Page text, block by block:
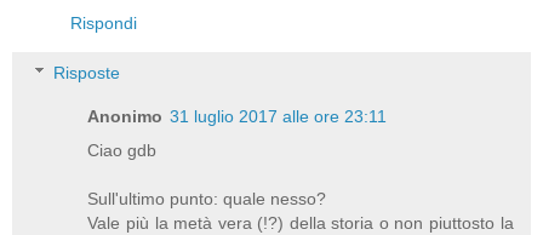
Rispondi
Risposte
Anonimo 31 luglio 2017 alle ore 23:11
Ciao gdb
Sull'ultimo punto: quale nesso?
Vale più la metà vera (!?) della storia o non piuttosto la